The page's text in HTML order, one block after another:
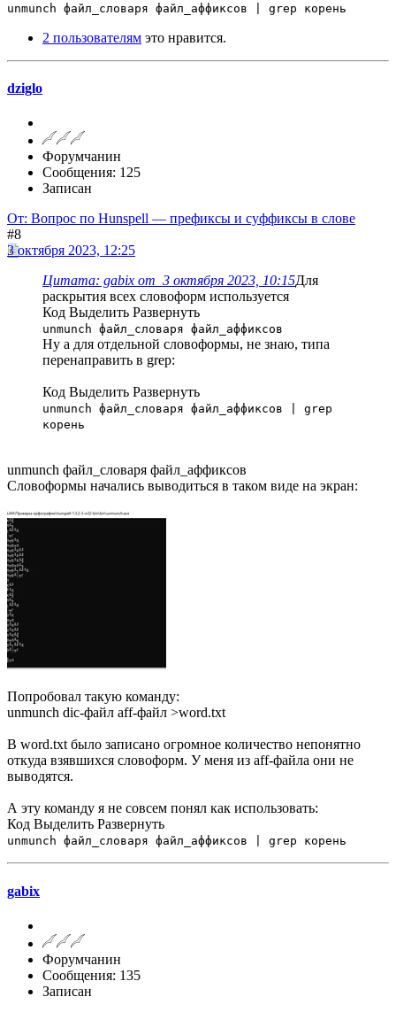
unmunch файл_словаря файл_аффиксов | grep корень
2 пользователям это нравится.
dziglo
Форумчанин
Сообщения: 125
Записан
От: Вопрос по Hunspell — префиксы и суффиксы в слове
#8
3 октября 2023, 12:25
Цитата: gabix от 3 октября 2023, 10:15Для
раскрытия всех словоформ используется
Код Выделить Развернуть
unmunch файл_словаря файл_аффиксов
Ну а для отдельной словоформы, не знаю, типа
перенаправить в grep:
Код Выделить Развернуть
unmunch файл_словаря файл_аффиксов | grep
корень
unmunch файл_словаря файл_аффиксов
Словоформы начались выводиться в таком виде на экран:
Попробовал такую команду:
unmunch dic-файл aff-файл >word.txt
В word.txt было записано огромное количество непонятно
откуда взявшихся словоформ. У меня из aff-файла они не
выводятся.
А эту команду я не совсем понял как использовать:
Код Выделить Развернуть
unmunch файл_словаря файл_аффиксов | grep корень
gabix
Форумчанин
Сообщения: 135
Записан